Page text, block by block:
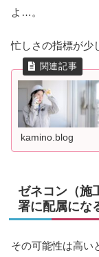
よ…。
忙しさの指標が少
kamino.blog
ゼネコン（施
署に配属にな
その可能性は高い